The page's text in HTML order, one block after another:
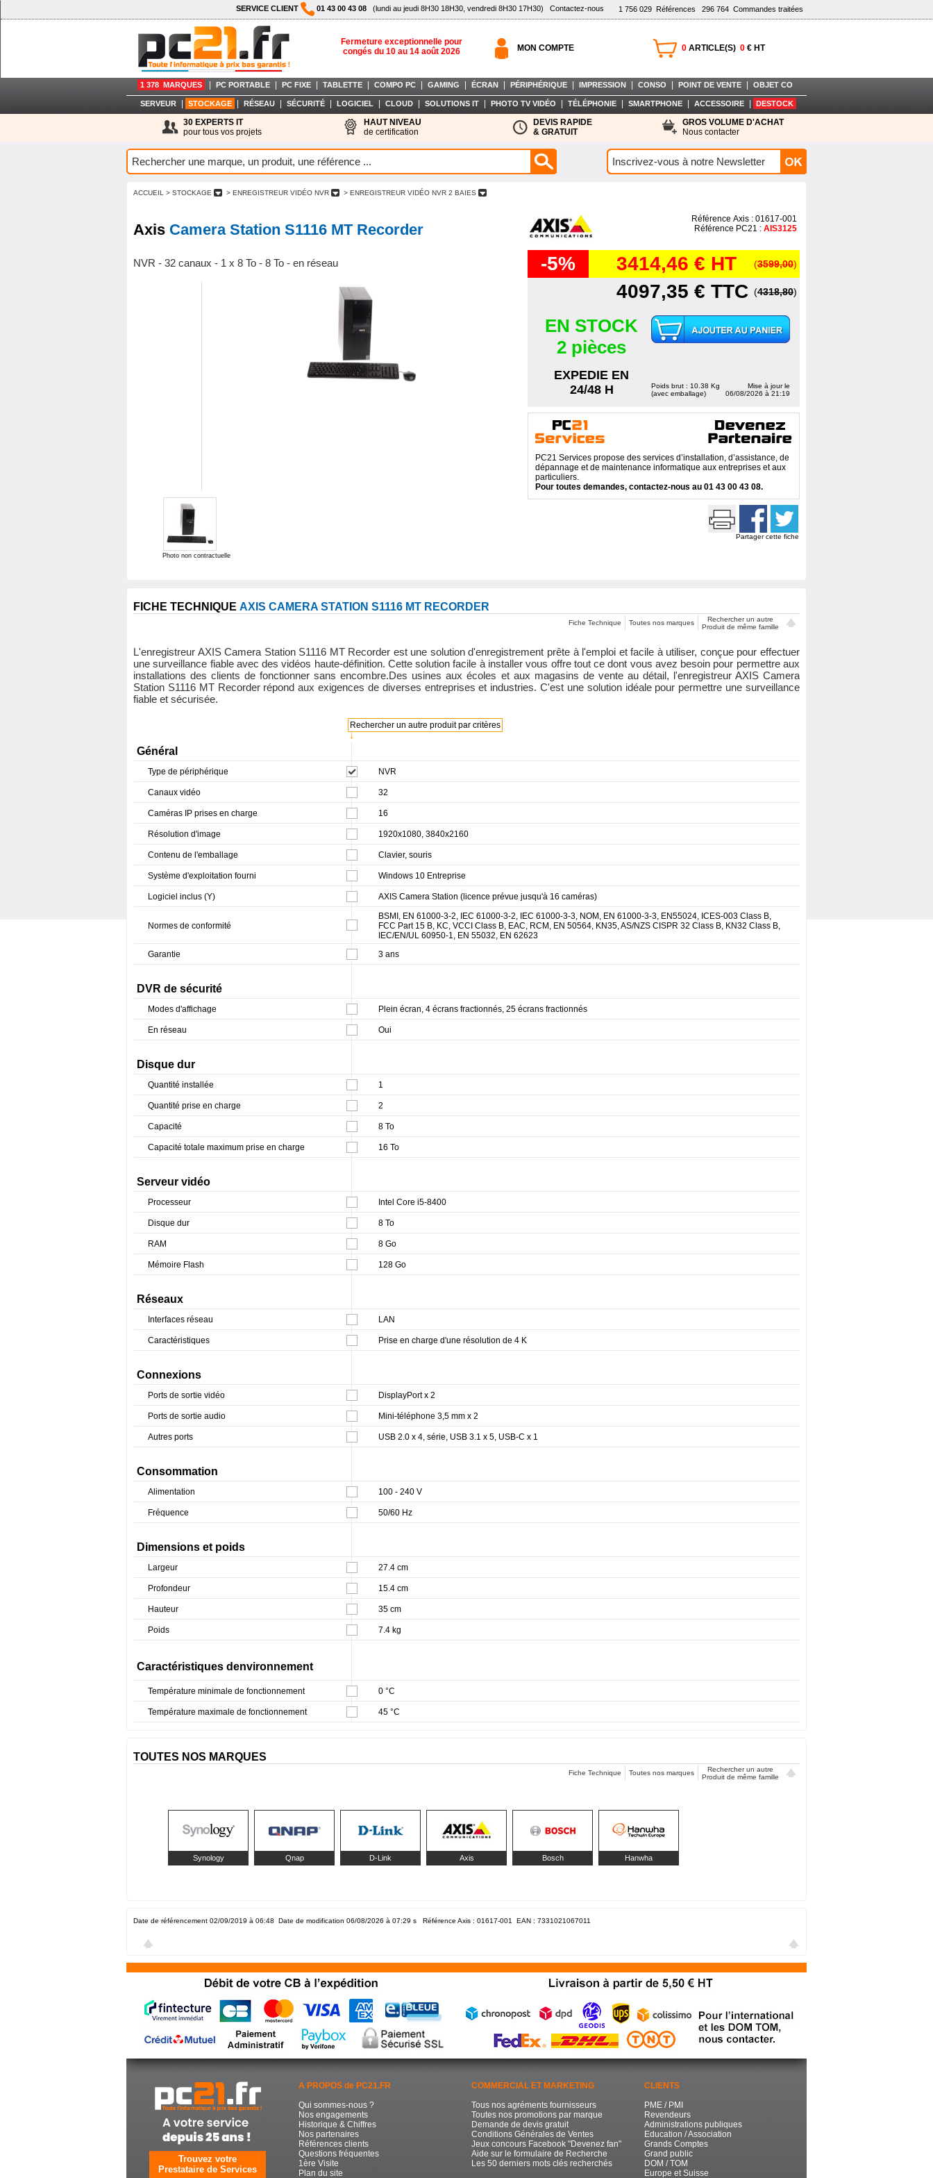
1 756 029 Références 296 764 Commandes traitées
SERVICE CLIENT 01 43 00 43 08 (lundi au jeudi 8H30 18H30, vendredi 8H30 17H30) Contactez-nous
Fermeture exceptionnelle pour
congés du 10 au 14 août 2026
0 ARTICLE(S) 0 € HT
MON COMPTE
1 378 MARQUES PC PORTABLE PC FIXE TABLETTE COMPO PC GAMING ÉCRAN PÉRIPHÉRIQUE IMPRESSION CONSO POINT DE VENTE OBJET CO
SERVEUR STOCKAGE RÉSEAU SÉCURITÉ LOGICIEL CLOUD SOLUTIONS IT PHOTO TV VIDÉO TÉLÉPHONIE SMARTPHONE ACCESSOIRE DESTOCK
30 EXPERTS IT
pour tous vos projets
HAUT NIVEAU
de certification
DEVIS RAPIDE
& GRATUIT
GROS VOLUME D'ACHAT
Nous contacter
ACCUEIL > STOCKAGE > ENREGISTREUR VIDÉO NVR > ENREGISTREUR VIDÉO NVR 2 BAIES
Axis Camera Station S1116 MT Recorder
NVR - 32 canaux - 1 x 8 To - 8 To - en réseau
Photo non contractuelle
Référence Axis : 01617-001
Référence PC21 : AIS3125
-5% 3414,46 € HT (3599,00)
4097,35 € TTC (4318,80)
EN STOCK
2 pièces
EXPEDIE EN
24/48 H
Poids brut : 10.38 Kg
(avec emballage)
Mise à jour le
06/08/2026 à 21:19
PC21 Services propose des services d’installation, d’assistance, de
dépannage et de maintenance informatique aux entreprises et aux
particuliers.
Pour toutes demandes, contactez-nous au 01 43 00 43 08.
Partager cette fiche
FICHE TECHNIQUE AXIS CAMERA STATION S1116 MT RECORDER
Fiche Technique Toutes nos marques
Rechercher un autre
Produit de même famille
L'enregistreur AXIS Camera Station S1116 MT Recorder est une solution d'enregistrement prête à l'emploi et facile à utiliser, conçue pour effectuer
une surveillance fiable avec des vidéos haute-définition. Cette solution facile à installer vous offre tout ce dont vous avez besoin pour permettre aux
installations des clients de fonctionner sans encombre.Des usines aux écoles et aux magasins de vente au détail, l'enregistreur AXIS Camera
Station S1116 MT Recorder répond aux exigences de diverses entreprises et industries. C'est une solution idéale pour permettre une surveillance
fiable et sécurisée.
↓
Rechercher un autre produit par critères
Général
Type de périphérique NVR
Canaux vidéo 32
Caméras IP prises en charge 16
Résolution d'image 1920x1080, 3840x2160
Contenu de l'emballage Clavier, souris
Système d'exploitation fourni Windows 10 Entreprise
Logiciel inclus (Y) AXIS Camera Station (licence prévue jusqu'à 16 caméras)
Normes de conformité
BSMI, EN 61000-3-2, IEC 61000-3-2, IEC 61000-3-3, NOM, EN 61000-3-3, EN55024, ICES-003 Class B,
FCC Part 15 B, KC, VCCI Class B, EAC, RCM, EN 50564, KN35, AS/NZS CISPR 32 Class B, KN32 Class B,
IEC/EN/UL 60950-1, EN 55032, EN 62623
Garantie
3 ans
DVR de sécurité
Modes d'affichage Plein écran, 4 écrans fractionnés, 25 écrans fractionnés
En réseau Oui
Disque dur
Quantité installée 1
Quantité prise en charge 2
Capacité 8 To
Capacité totale maximum prise en charge 16 To
Serveur vidéo
Processeur Intel Core i5-8400
Disque dur 8 To
RAM 8 Go
Mémoire Flash 128 Go
Réseaux
Interfaces réseau LAN
Caractéristiques Prise en charge d'une résolution de 4 K
Connexions
Ports de sortie vidéo DisplayPort x 2
Ports de sortie audio Mini-téléphone 3,5 mm x 2
Autres ports USB 2.0 x 4, série, USB 3.1 x 5, USB-C x 1
Consommation
Alimentation 100 - 240 V
Fréquence 50/60 Hz
Dimensions et poids
Largeur 27.4 cm
Profondeur 15.4 cm
Hauteur 35 cm
Poids 7.4 kg
Caractéristiques denvironnement
Température minimale de fonctionnement 0 °C
Température maximale de fonctionnement 45 °C
TOUTES NOS MARQUES
Fiche Technique Toutes nos marques
Rechercher un autre
Produit de même famille
Synology Qnap D-Link Axis Bosch Hanwha
Date de référencement 02/09/2019 à 06:48 Date de modification 06/08/2026 à 07:29 s Référence Axis : 01617-001 EAN : 7331021067011
Trouvez votre
Prestataire de Services
A PROPOS de PC21.FR
Qui sommes-nous ?
Nos engagements
Historique & Chiffres
Nos partenaires
Références clients
Questions fréquentes
1ère Visite
Plan du site
COMMERCIAL ET MARKETING
Tous nos agréments fournisseurs
Toutes nos promotions par marque
Demande de devis gratuit
Conditions Générales de Ventes
Jeux concours Facebook "Devenez fan"
Aide sur le formulaire de Recherche
Les 50 derniers mots clés recherchés
CLIENTS
PME / PMI
Revendeurs
Administrations publiques
Education / Association
Grands Comptes
Grand public
DOM / TOM
Europe et Suisse